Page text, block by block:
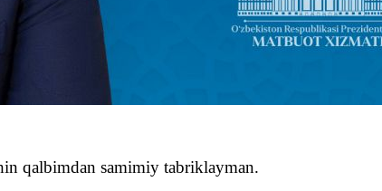
qalbimdan samimiy tabriklayman.